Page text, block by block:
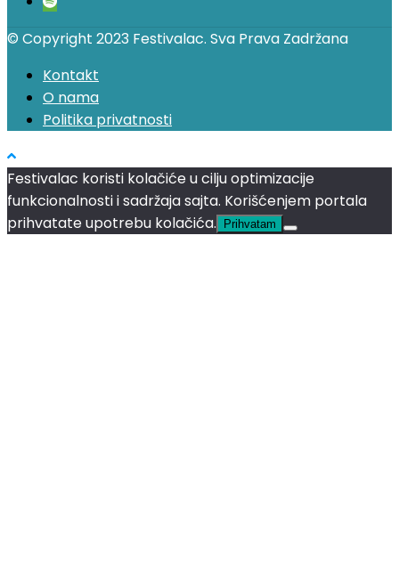
© Copyright 2023 Festivalac. Sva Prava Zadržana
Kontakt
O nama
Politika privatnosti
Festivalac koristi kolačiće u cilju optimizacije
funkcionalnosti i sadržaja sajta. Korišćenjem portala
prihvatate upotrebu kolačića.
Prihvatam